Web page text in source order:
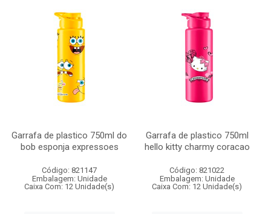
Garrafa de plastico 750ml do
bob esponja expressoes
Código: 821147
Embalagem: Unidade
Caixa Com: 12 Unidade(s)
Garrafa de plastico 750ml
hello kitty charmy coracao
Código: 821022
Embalagem: Unidade
Caixa Com: 12 Unidade(s)